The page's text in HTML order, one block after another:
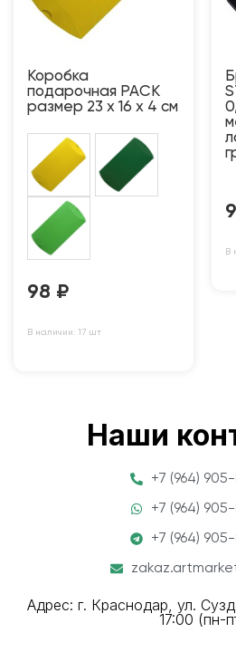
Коробка
подарочная PACK
размер 23 x 16 x 4 см
98 ₽
В наличии: 17 шт
В
Наши
+7 (964)
+7 (964)
+7 (964)
Адрес: г. Краснодар, ул.
17:00 (пн-